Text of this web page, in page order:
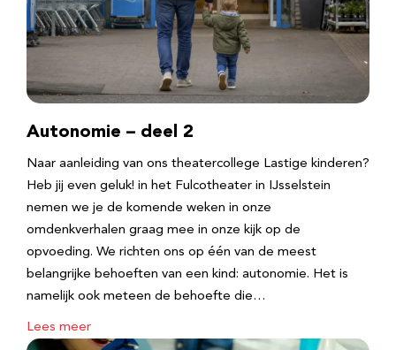
Autonomie – deel 2
Naar aanleiding van ons theatercollege Lastige kinderen?
Heb jij even geluk! in het Fulcotheater in IJsselstein
nemen we je de komende weken in onze
omdenkverhalen graag mee in onze kijk op de
opvoeding. We richten ons op één van de meest
belangrijke behoeften van een kind: autonomie. Het is
namelijk ook meteen de behoefte die…
Lees meer